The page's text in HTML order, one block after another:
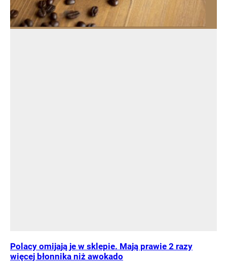
Polacy omijają je w sklepie. Mają prawie 2 razy
więcej błonnika niż awokado